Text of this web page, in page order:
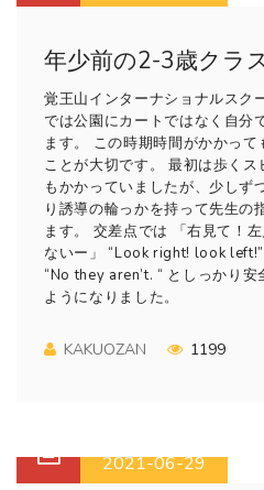
年少前の2-3歳クラ
覚王山インターナショナルスク
では公園にカートではなく自分
ます。 この時期時間がかかって
ことが大切です。 最初は歩く
もかかっていましたが、少しず
り誘導の輪っかを持って先生の
ます。 交差点では 「右見て！
ないー」 “Look right! look
“No they aren’t. “ としっかり
ようになりました。
KAKUOZAN 1199
2021-06-29